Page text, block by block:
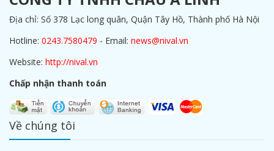
Địa chỉ: Số 378 Lạc long quân, Quận Tây Hồ, Thành phố Hà Nội
Hotline: 0243.7580479 - Email: news@nival.vn
Website: http://nival.vn
Chấp nhận thanh toán
Về chúng tôi